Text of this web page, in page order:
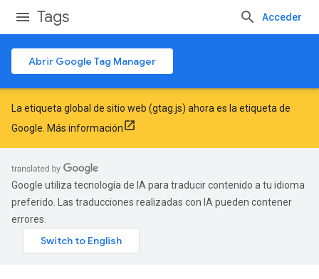
Tags Acceder
Abrir Google Tag Manager
La etiqueta global de sitio web (gtag.js) ahora es la etiqueta de
Google. Más información
Google utiliza tecnología de IA para traducir contenido a tu idioma
preferido. Las traducciones realizadas con IA pueden contener
errores.